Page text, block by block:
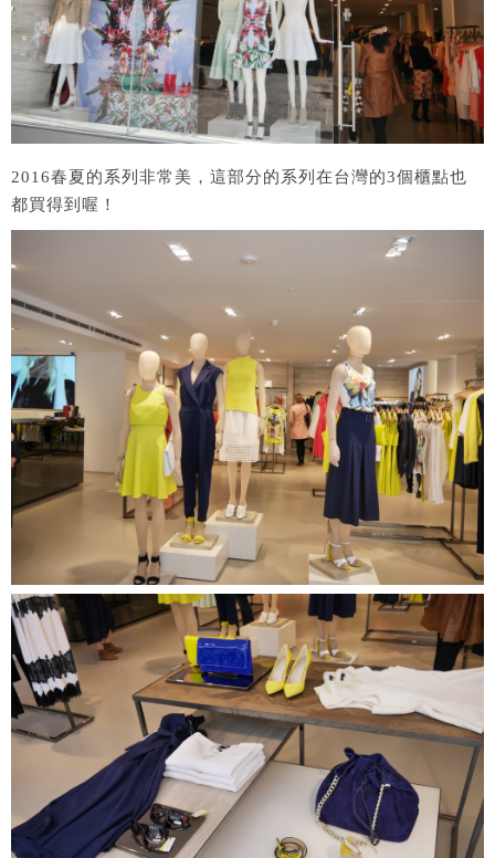
2016春夏的系列非常美，這部分的系列在台灣的3個櫃點也
都買得到喔！